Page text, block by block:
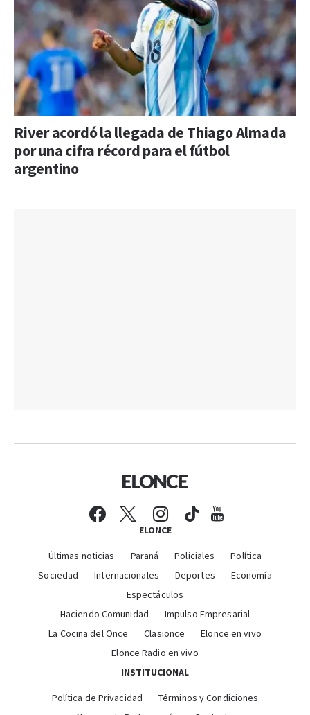
River acordó la llegada de Thiago Almada
por una cifra récord para el fútbol
argentino
ELONCE
Últimas noticias Paraná Policiales
Política
Sociedad
Internacionales Deportes
Economía
Espectáculos
Haciendo Comunidad
Impulso Empresarial
La Cocina del Once
Clasionce
Elonce en vivo
Elonce Radio en vivo
INSTITUCIONAL
Política de Privacidad
Términos y Condiciones